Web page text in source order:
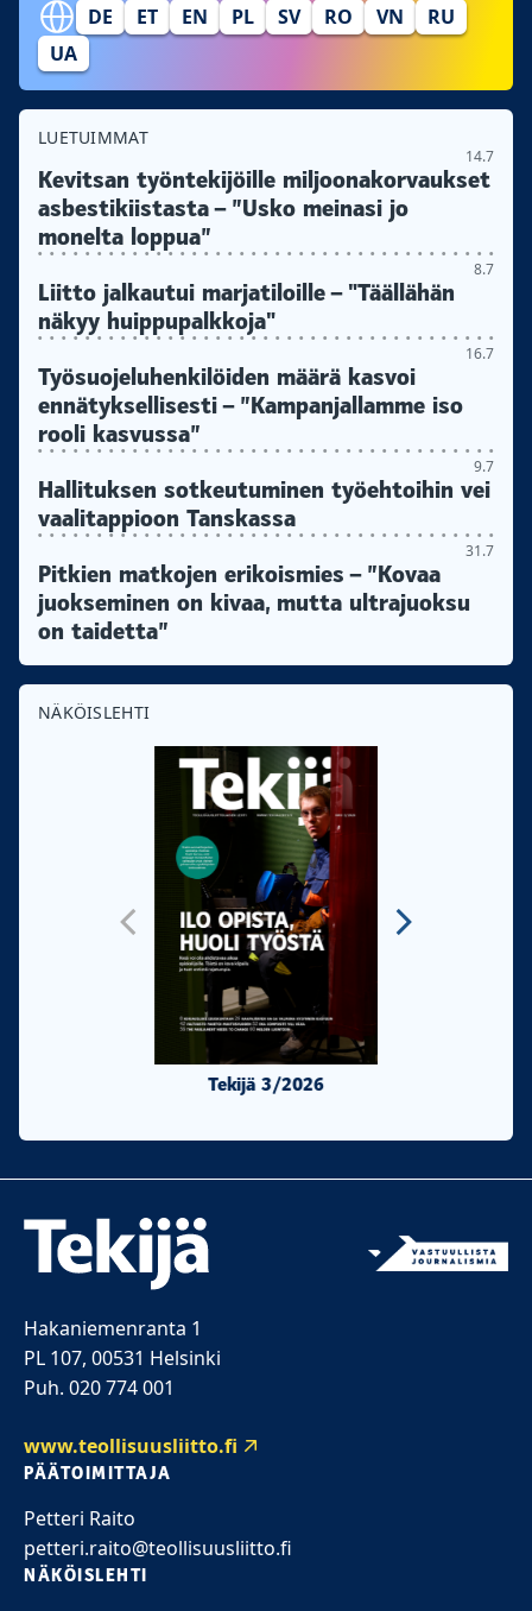
DE
ET EN PL SV RO VN
RU
UA
LUETUIMMAT
14.7
Kevitsan työntekijöille miljoonakorvaukset
asbestikiistasta – ”Usko meinasi jo
monelta loppua”
8.7
Liitto jalkautui marjatiloille – "Täällähän
näkyy huippupalkkoja"
16.7
Työsuojeluhenkilöiden määrä kasvoi
ennätyksellisesti – ”Kampanjallamme iso
rooli kasvussa”
9.7
Hallituksen sotkeutuminen työehtoihin vei
vaalitappioon Tanskassa
31.7
Pitkien matkojen erikoismies – ”Kovaa
juokseminen on kivaa, mutta ultrajuoksu
on taidetta”
NÄKÖISLEHTI
Tekijä 3/2026
Hakaniemenranta 1
PL 107, 00531 Helsinki
Puh. 020 774 001
www.teollisuusliitto.fi
PÄÄTOIMITTAJA
Petteri Raito
petteri.raito@teollisuusliitto.fi
NÄKÖISLEHTI